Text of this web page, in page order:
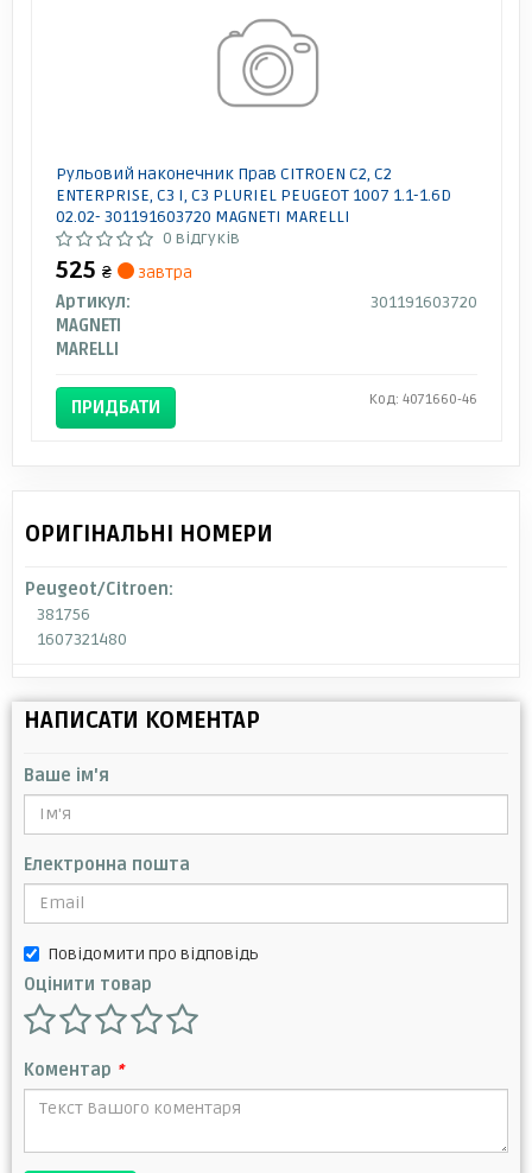
Рульовий наконечник Прав CITROEN C2, C2
ENTERPRISE, C3 I, C3 PLURIEL PEUGEOT 1007 1.1-1.6D
02.02- 301191603720 MAGNETI MARELLI
0 відгуків
525 ₴
завтра
Артикул:
301191603720
MAGNETI
MARELLI
ПРИДБАТИ Код: 4071660-46
ОРИГІНАЛЬНІ НОМЕРИ
Peugeot/Citroen:
381756
1607321480
НАПИСАТИ КОМЕНТАР
Ваше ім'я
Електронна пошта
Повідомити про відповідь
Оцінити товар
Коментар *